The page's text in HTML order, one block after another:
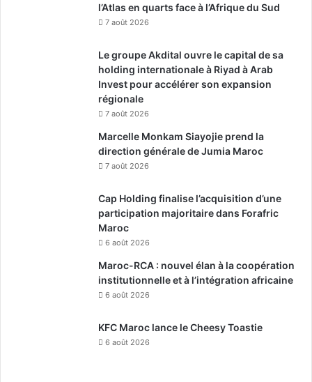
l’Atlas en quarts face à l’Afrique du Sud
7 août 2026
Le groupe Akdital ouvre le capital de sa
holding internationale à Riyad à Arab
Invest pour accélérer son expansion
régionale
7 août 2026
Marcelle Monkam Siayojie prend la
direction générale de Jumia Maroc
7 août 2026
Cap Holding finalise l’acquisition d’une
participation majoritaire dans Forafric
Maroc
6 août 2026
Maroc-RCA : nouvel élan à la coopération
institutionnelle et à l’intégration africaine
6 août 2026
KFC Maroc lance le Cheesy Toastie
6 août 2026